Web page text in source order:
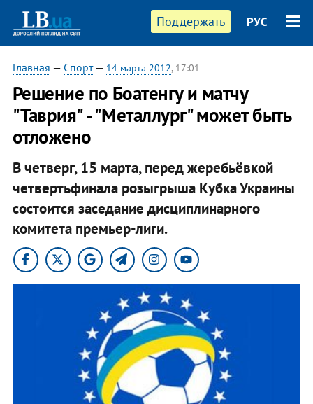
Поддержать РУС
Главная — Спорт— 14 марта 2012, 17:01
Решение по Боатенгу и матчу
"Таврия" - "Металлург" может быть
отложено
В четверг, 15 марта, перед жеребьёвкой
четвертьфинала розыгрыша Кубка Украины
состоится заседание дисциплинарного
комитета премьер-лиги.